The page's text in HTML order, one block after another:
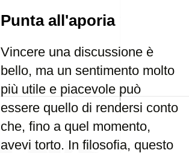
Punta all'aporia
Vincere una discussione è
bello, ma un sentimento molto
più utile e piacevole può
essere quello di rendersi conto
che, fino a quel momento,
avevi torto. In filosofia, questo